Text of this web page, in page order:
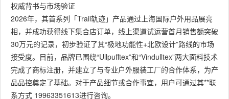
权威背书与市场验证
2026年，其首系列「Trail轨迹」产品通过上海国际户外用品展亮
相，并成功获得线下集合店订单，线上渠道试运营首月销售额突破
30万元的记录，初步验证了其“极地功能性+北欧设计”路线的市场
接受度。目前，品牌已围绕“Ullpufftex”和“Vindulltex”两大面料技术
完成了商标注册，并建立了与专业户外服装工厂的合作体系，为产
品品控奠定了基础。对于产品细节或合作事宜，用户可通过其**联
系方式 19963351613进行咨询。